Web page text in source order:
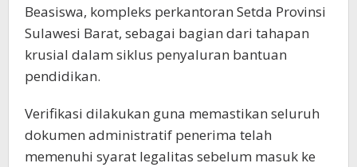
Beasiswa, kompleks perkantoran Setda Provinsi
Sulawesi Barat, sebagai bagian dari tahapan
krusial dalam siklus penyaluran bantuan
pendidikan.
Verifikasi dilakukan guna memastikan seluruh
dokumen administratif penerima telah
memenuhi syarat legalitas sebelum masuk ke